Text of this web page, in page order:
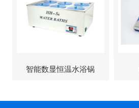
智能数显恒温水浴锅